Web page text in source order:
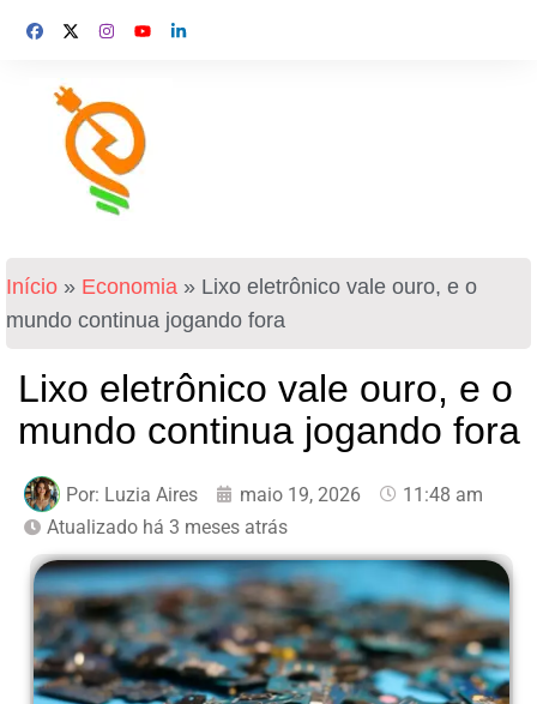
Início » Economia » Lixo eletrônico vale ouro, e o
mundo continua jogando fora
Lixo eletrônico vale ouro, e o
mundo continua jogando fora
Por: Luzia Aires maio 19, 2026
11:48 am
Atualizado há 3 meses atrás